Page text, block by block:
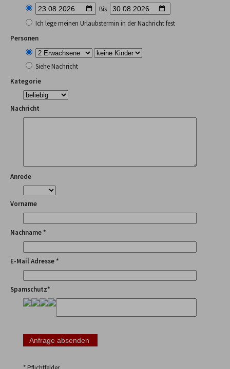
Bis
Ich lege meinen Urlaubstermin in der Nachricht fest
Personen
Siehe Nachricht
Kategorie
Nachricht
Anrede
Vorname
Nachname *
E-Mail Adresse *
Spamschutz*